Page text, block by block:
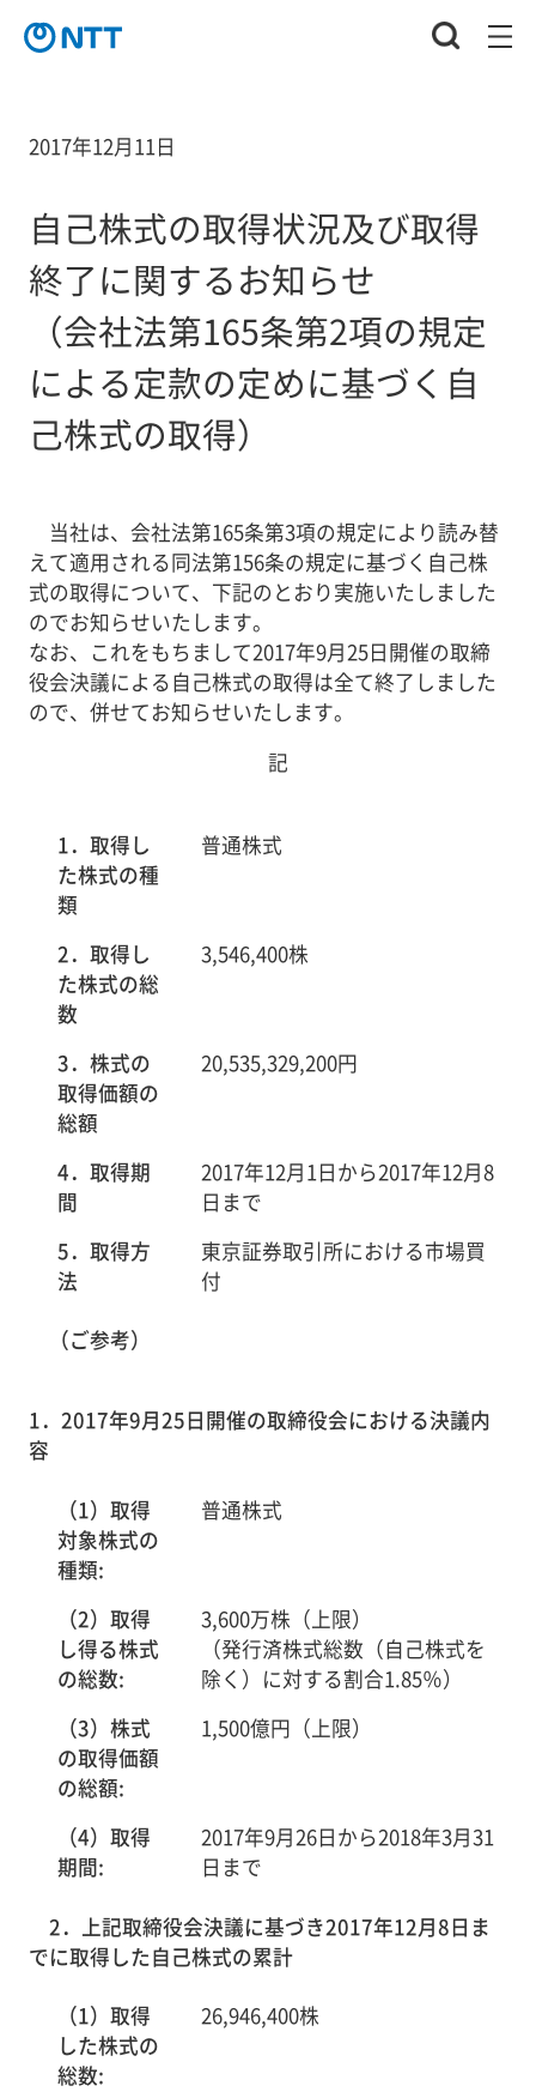
2017年12月11日
自己株式の取得状況及び取得
終了に関するお知らせ
（会社法第165条第2項の規定
による定款の定めに基づく自
己株式の取得）
当社は、会社法第165条第3項の規定により読み替
えて適用される同法第156条の規定に基づく自己株
式の取得について、下記のとおり実施いたしました
のでお知らせいたします。
なお、これをもちまして2017年9月25日開催の取締
役会決議による自己株式の取得は全て終了しました
ので、併せてお知らせいたします。
記
1．取得し
た株式の種
類
普通株式
2．取得し
た株式の総
数
3,546,400株
3．株式の
取得価額の
総額
20,535,329,200円
4．取得期
間
2017年12月1日から2017年12月8
日まで
5．取得方
法
東京証券取引所における市場買
付
（ご参考）
1．2017年9月25日開催の取締役会における決議内
容
（1）取得
対象株式の
種類:
普通株式
（2）取得
し得る株式
の総数:
3,600万株（上限）
（発行済株式総数（自己株式を
除く）に対する割合1.85％）
（3）株式
の取得価額
の総額:
1,500億円（上限）
（4）取得
期間:
2017年9月26日から2018年3月31
日まで
2．上記取締役会決議に基づき2017年12月8日ま
でに取得した自己株式の累計
（1）取得
した株式の
総数:
26,946,400株